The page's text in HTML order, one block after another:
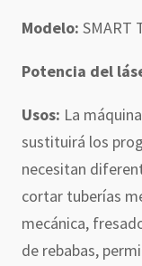
Modelo: SMART
Potencia del
Usos: La
sustituirá los
necesitan
cortar tuberías
mecánica,
de rebabas,